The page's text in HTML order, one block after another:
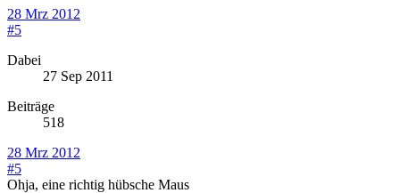
28 Mrz 2012
#5
Dabei
27 Sep 2011
Beiträge
518
28 Mrz 2012
#5
Ohja, eine richtig hübsche Maus